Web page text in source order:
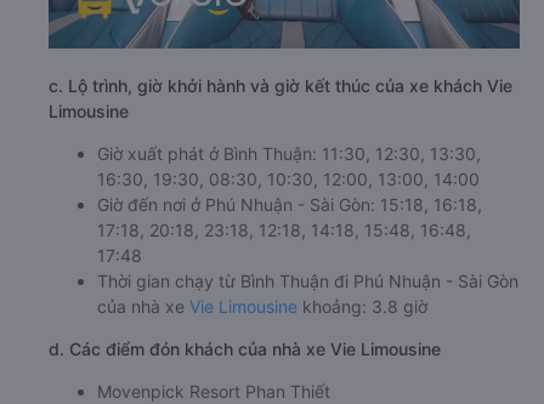
c. Lộ trình, giờ khởi hành và giờ kết thúc của xe khách Vie
Limousine
Giờ xuất phát ở Bình Thuận: 11:30, 12:30, 13:30,
16:30, 19:30, 08:30, 10:30, 12:00, 13:00, 14:00
Giờ đến nơi ở Phú Nhuận - Sài Gòn: 15:18, 16:18,
17:18, 20:18, 23:18, 12:18, 14:18, 15:48, 16:48,
17:48
Thời gian chạy từ Bình Thuận đi Phú Nhuận - Sài Gòn
của nhà xe Vie Limousine khoảng: 3.8 giờ
d. Các điểm đón khách của nhà xe Vie Limousine
Movenpick Resort Phan Thiết